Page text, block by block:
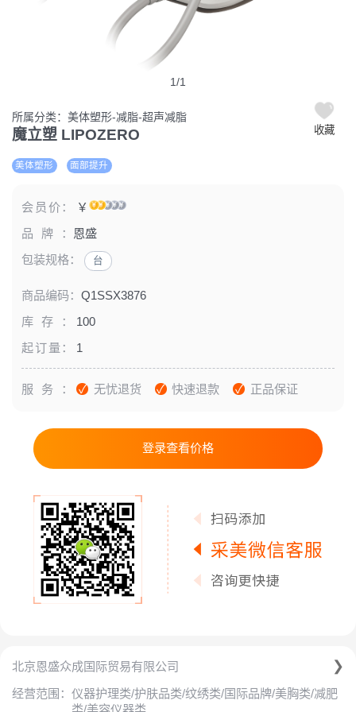
1/1
收藏
所属分类：美体塑形-减脂-超声减脂
魔立塑 LIPOZERO
美体塑形 面部提升
会员价：
￥
品牌：
恩盛
包装规格：
台
商品编码：Q1SSX3876
库存：
100
起订量：
1
服务： 无忧退货 快速退款 正品保证
登录查看价格
北京恩盛众成国际贸易有限公司
经营范围： 仪器护理类/护肤品类/纹绣类/国际品牌/美胸类/减肥
类/美容仪器类